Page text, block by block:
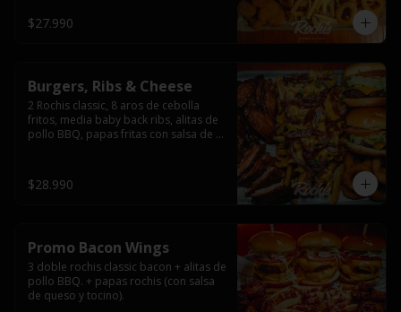
$27.990
Burgers, Ribs & Cheese
2 Rochis classic, 8 aros de cebolla
fritos, media baby back ribs, alitas de
pollo BBQ, papas fritas con salsa de
$28.990
Promo Bacon Wings
3 doble rochis classic bacon + alitas de
pollo BBQ. + papas rochis (con salsa
de queso y tocino).